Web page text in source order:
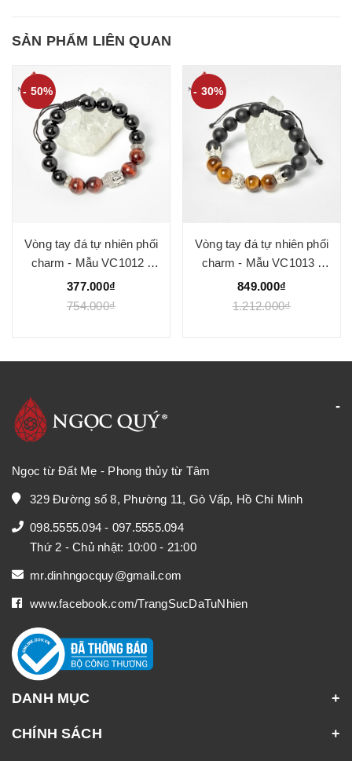
SẢN PHẨM LIÊN QUAN
- 50%
Vòng tay đá tự nhiên phối
charm - Mẫu VC1012 -
Ngọc Quý
377.000₫
754.000₫
- 30%
Vòng tay đá tự nhiên phối
charm - Mẫu VC1013 -
Ngọc Quý
849.000₫
1.212.000₫
Ngọc từ Đất Mẹ - Phong thủy từ Tâm
329 Đường số 8, Phường 11, Gò Vấp, Hồ Chí Minh
098.5555.094 - 097.5555.094
Thứ 2 - Chủ nhật: 10:00 - 21:00
mr.dinhngocquy@gmail.com
www.facebook.com/TrangSucDaTuNhien
DANH MỤC
CHÍNH SÁCH